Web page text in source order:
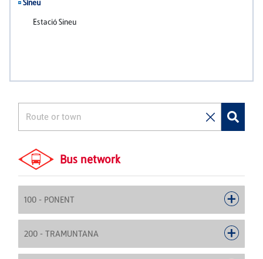
Bus network
100 - PONENT
200 - TRAMUNTANA